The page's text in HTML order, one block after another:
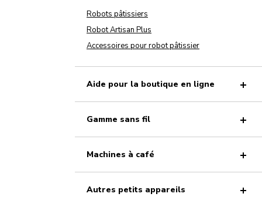
Robots pâtissiers
Robot Artisan Plus
Accessoires pour robot pâtissier
Aide pour la boutique en ligne
Gamme sans fil
Machines à café
Autres petits appareils